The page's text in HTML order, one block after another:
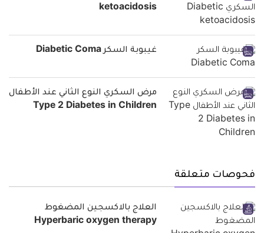
ketoacidosis
غيبوبة السكر Diabetic Coma
مرض السكري النوع الثاني عند الأطفال
Type 2 Diabetes in Children
فحوصات متعلقة
العلاج بالاكسجين المضغوط
Hyperbaric oxygen therapy